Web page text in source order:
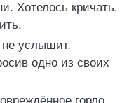
Хотелось кричать.
не услышит.
одно из своих